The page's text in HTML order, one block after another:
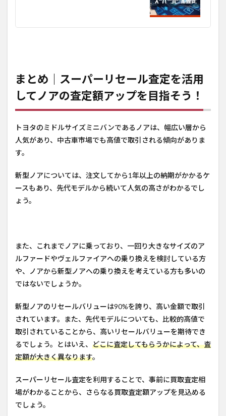
まとめ｜スーパーリセール査定を活用
してノアの査定額アップを目指そう！
トヨタのミドルサイズミニバンであるノアは、幅広い層から
人気があり、中古車市場でも高値で取引される傾向がありま
す。
新型ノアについては、注文してから1年以上の納期がかかるケ
ースもあり、先代モデルから続いて人気の高さがわかるでし
ょう。
また、これまでノアに乗っており、一回り大きなサイズのア
ルファードやヴェルファイアへの乗り換えを検討している方
や、ノアから新型ノアへの乗り換えを考えている方も多いの
ではないでしょうか。
新型ノアのリセールバリューは90%を誇り、高い金額で取引
されています。また、先代モデルについても、比較的高値で
取引されていることから、高いリセールバリューを期待でき
るでしょう。とはいえ、 どこに査定してもらうかによって、査
定額が大きく異なります。
スーパーリセール査定を利用することで、事前に買取査定相
場がわかることから、さらなる買取査定額アップを見込める
でしょう。